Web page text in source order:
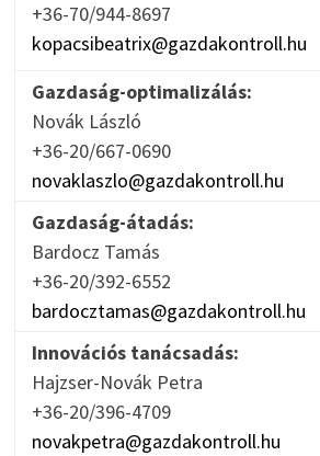
+36-70/944-8697
kopacsibeatrix@gazdakontroll.hu
Gazdaság-optimalizálás:
Novák László
+36-20/667-0690
novaklaszlo@gazdakontroll.hu
Gazdaság-átadás:
Bardocz Tamás
+36-20/392-6552
bardocztamas@gazdakontroll.hu
Innovációs tanácsadás:
Hajzser-Novák Petra
+36-20/396-4709
novakpetra@gazdakontroll.hu